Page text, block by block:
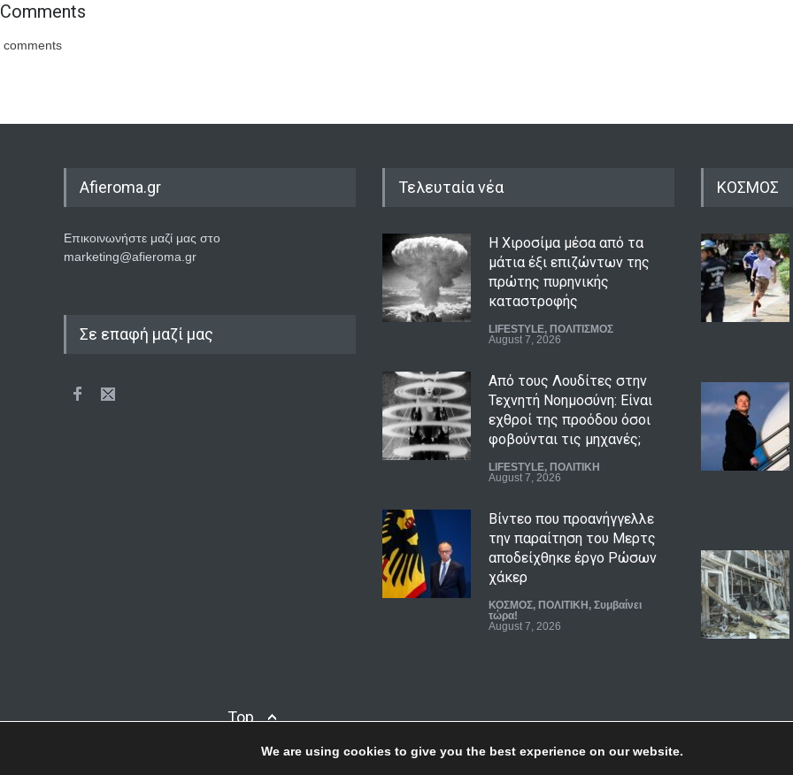
Comments
comments
Afieroma.gr
Επικοινωνήστε μαζί μας στο
marketing@afieroma.gr
Σε επαφή μαζί μας
Τελευταία νέα
Η Χιροσίμα μέσα από τα
μάτια έξι επιζώντων της
πρώτης πυρηνικής
καταστροφής
LIFESTYLE, ΠΟΛΙΤΙΣΜΟΣ
August 7, 2026
Από τους Λουδίτες στην
Τεχνητή Νοημοσύνη: Είναι
εχθροί της προόδου όσοι
φοβούνται τις μηχανές;
LIFESTYLE, ΠΟΛΙΤΙΚΗ
August 7, 2026
Βίντεο που προανήγγελλε
την παραίτηση του Μερτς
αποδείχθηκε έργο Ρώσων
χάκερ
ΚΟΣΜΟΣ, ΠΟΛΙΤΙΚΗ , Συμβαίνει
τώρα!
August 7, 2026
γεωπολιτικό σκηνικό
ΠΟΛΙΤΙΚΗ,Συμβαίνει τώρα!
ΚΟΣΜΟΣ
Top
We are using cookies to give you the best experience on our website.